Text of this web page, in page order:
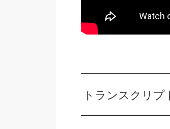
トランスクリプ